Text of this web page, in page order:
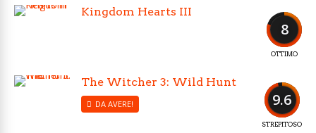
8
OTTIMO
Kingdom Hearts III
9.6
STREPITOSO
The Witcher 3: Wild Hunt
DA AVERE!